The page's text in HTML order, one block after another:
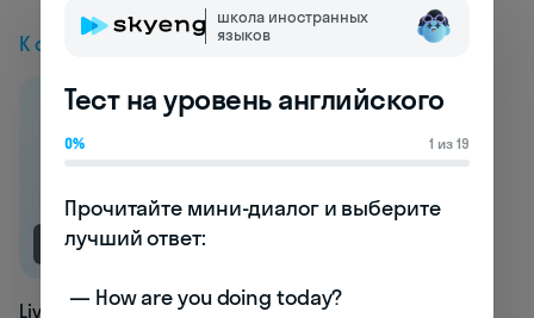
К следующей статье
NEW
Living
школа иностранных
языков
Тест на уровень английского
0% 1 из 19
Прочитайте мини-диалог и выберите
лучший ответ: